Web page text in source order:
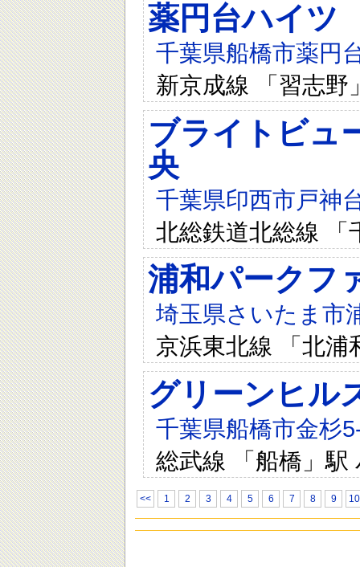
薬円台ハイツ
千葉県船橋市薬円
新京成線 「習志野
ブライトビュ
央
千葉県印西市戸神
北総鉄道北総線 「
浦和パークフ
埼玉県さいたま市
京浜東北線 「北浦
グリーンヒル
千葉県船橋市金杉
総武線 「船橋」駅
<< 1 2 3 4 5 6 7 8 9 10